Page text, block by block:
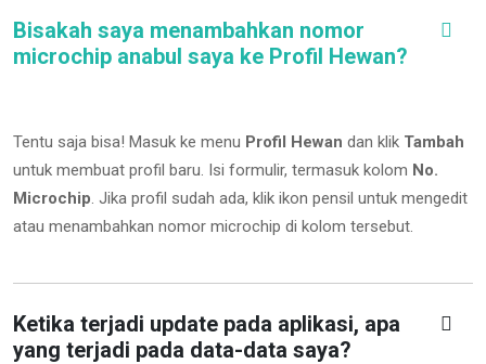
Bisakah saya menambahkan nomor
microchip anabul saya ke Profil Hewan?
Tentu saja bisa! Masuk ke menu Profil Hewan dan klik Tambah
untuk membuat profil baru. Isi formulir, termasuk kolom No.
Microchip. Jika profil sudah ada, klik ikon pensil untuk mengedit
atau menambahkan nomor microchip di kolom tersebut.
Ketika terjadi update pada aplikasi, apa
yang terjadi pada data-data saya?